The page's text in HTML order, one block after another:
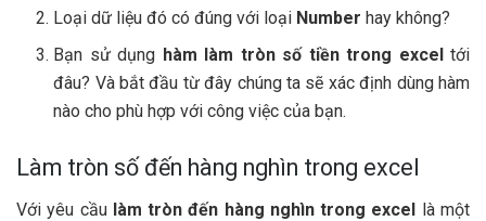
Loại dữ liệu đó có đúng với loại Number hay không?
Bạn sử dụng hàm làm tròn số tiền trong exceltới
đâu? Và bắt đầu từ đây chúng ta sẽ xác định dùng hàm
nào cho phù hợp với công việc của bạn.
Làm tròn số đến hàng nghìn trong excel
Với yêu cầu làm tròn đến hàng nghìn trong excel là một